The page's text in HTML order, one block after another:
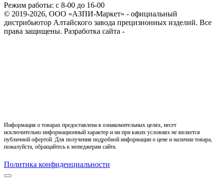
Режим работы: с 8-00 до 16-00
© 2019-2026, ООО «АЗПИ-Маркет» - официальный
дистрибьютор Алтайского завода прецизионных изделий. Все
права защищены. Разработка сайта -
Информация о товарах предоставлена в ознакомительных целях, несет
исключительно информационный характер и ни при каких условиях не является
публичной офертой. Для получения подробной информации о цене и наличии товара,
пожалуйста, обращайтесь к менеджерам сайта.
Политика конфиденциальности